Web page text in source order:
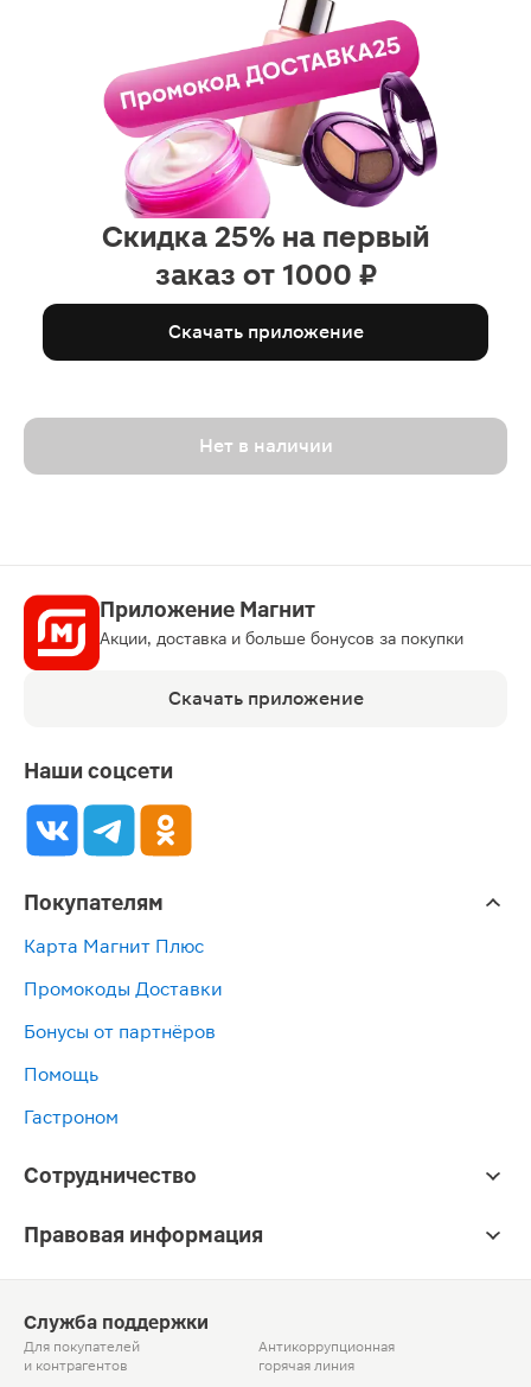
Скидка 25% на первый
заказ от 1000 ₽
Скачать приложение
Нет в наличии
Приложение Магнит
Акции, доставка и больше бонусов за покупки
Скачать приложение
Наши соцсети
Покупателям
Карта Магнит Плюс
Промокоды Доставки
Бонусы от партнёров
Помощь
Гастроном
Сотрудничество
Правовая информация
Служба поддержки
Для покупателей
и контрагентов
Антикоррупционная
горячая линия